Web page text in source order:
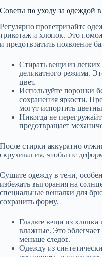
Советы по уходу за одеждой в
Регулярно проветривайте
трикотаж и хлопок. Это
и предотвратить появление
Стирать вещи из
деликатного режима.
цвет.
Используйте порошки
сохранения яркости.
могут испортить
Никогда не
предотвращает
После стирки аккуратно
скручивания, чтобы не
Сушите одежду в тени,
избежать выгорания на
специальные вешалки для
сохранить форму.
Гладьте вещи из хлопка
влажные. Это облегчает
меньше следов.
Одежду из